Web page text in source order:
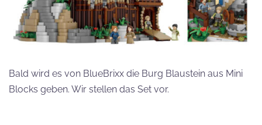
Bald wird es von BlueBrixx die Burg Blaustein aus Mini
Blocks geben. Wir stellen das Set vor.